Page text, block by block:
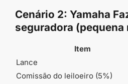
Cenário 2: Yamaha
seguradora (pequena
Item
Lance
Comissão do leiloeiro (5%)